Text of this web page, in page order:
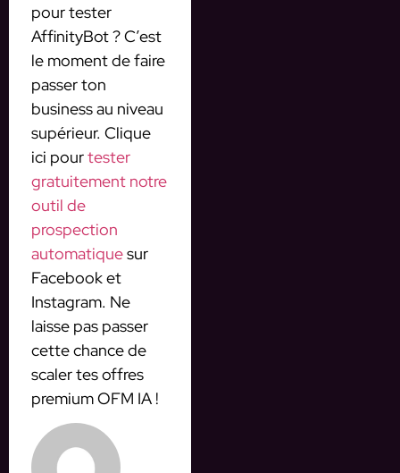
pour tester
AffinityBot ? C’est
le moment de faire
passer ton
business au niveau
supérieur. Clique
ici pourtester
gratuitement notre
outil de
prospection
automatiquesur
Facebook et
Instagram. Ne
laisse pas passer
cette chance de
scaler tes offres
premium OFM IA !